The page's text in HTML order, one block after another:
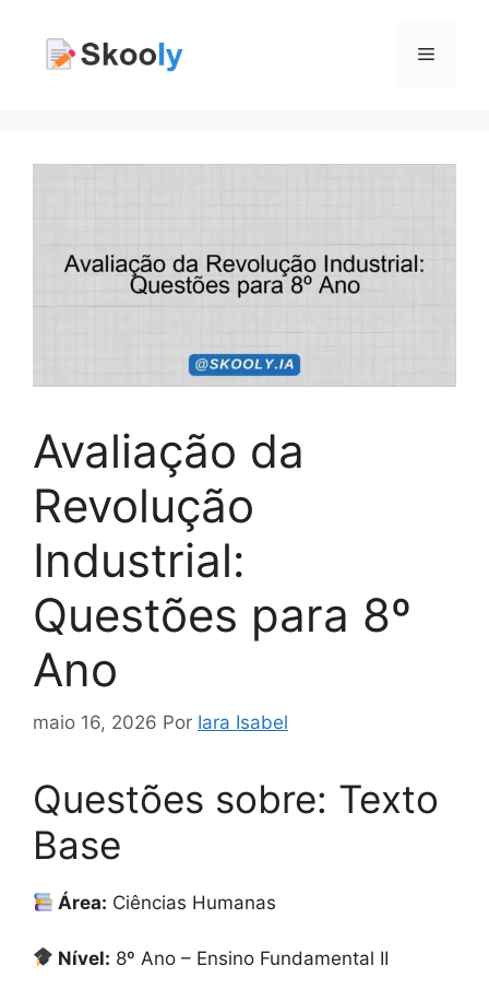
Menu
Avaliação da
Revolução
Industrial:
Questões para 8º
Ano
maio 16, 2026 Por Iara Isabel
Questões sobre: Texto
Base
Área: Ciências Humanas
Nível: 8º Ano – Ensino Fundamental II